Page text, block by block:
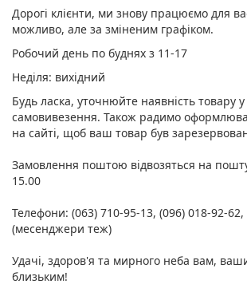
Дорогі клієнти, ми знову працюємо для
можливо, але за зміненим графіком.
Робочий день по буднях з 11-17
Неділя: вихідний
Будь ласка, уточнюйте наявність товару у
самовивезення. Також радимо
на сайті, щоб ваш товар був
Замовлення поштою відвозяться на
15.00
Телефони: (063) 710-95-13, (096) 018-92-
(месенджери теж)
Удачі, здоров'я та мирного неба вам,
близьким!